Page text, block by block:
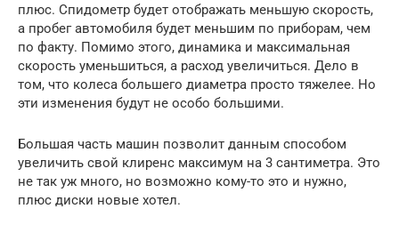
плюс. Спидометр будет отображать меньшую скорость,
а пробег автомобиля будет меньшим по приборам, чем
по факту. Помимо этого, динамика и максимальная
скорость уменьшиться, а расход увеличиться. Дело в
том, что колеса большего диаметра просто тяжелее. Но
эти изменения будут не особо большими.
Большая часть машин позволит данным способом
увеличить свой клиренс максимум на 3 сантиметра. Это
не так уж много, но возможно кому-то это и нужно,
плюс диски новые хотел.